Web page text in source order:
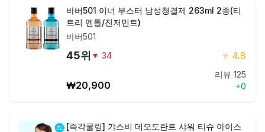
바버501 이너 부스터 남성청결제 263ml 2종(티
트리 멘톨/진저민트)
바버501
45위 ▼ 34 ⭐ 4.8
₩20,900
리뷰 125
+0
[즉각쿨링] 갸스비 데오도란트 샤워 티슈 아이스